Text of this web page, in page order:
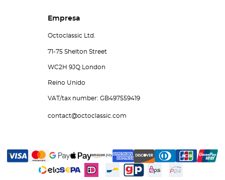
Empresa
Octoclassic Ltd.
71-75 Shelton Street
WC2H 9JQ London
Reino Unido
VAT/tax number: GB497559419
contact@octoclassic.com